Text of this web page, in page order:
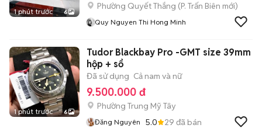
1 phút trước 6
Phường Quyết Thắng (P. Trấn Biên mới)
Quy Nguyen Thi Hong Minh
1 phút trước 6
Tudor Blackbay Pro -GMT size 39mm
hộp + sổ
Đã sử dụng Cả nam và nữ
9.500.000 đ
Phường Trung Mỹ Tây
Đăng Nguyên 5.0 29 đã bán